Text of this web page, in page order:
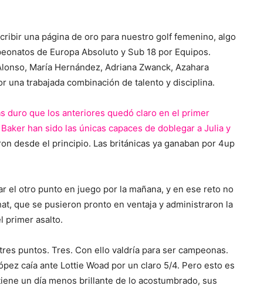
una página de oro para nuestro golf femenino, algo
de Europa Absoluto y Sub 18 por Equipos.
María Hernández, Adriana Zwanck, Azahara
una trabajada combinación de talento y disciplina.
duro que los anteriores quedó claro en el primer
han sido las únicas capaces de doblegar a Julia y
desde el principio. Las británicas ya ganaban por 4up
el otro punto en juego por la mañana, y en ese reto no
que se pusieron pronto en ventaja y administraron la
primer asalto.
puntos. Tres. Con ello valdría para ser campeonas.
caía ante Lottie Woad por un claro 5/4. Pero esto es
un día menos brillante de lo acostumbrado, sus